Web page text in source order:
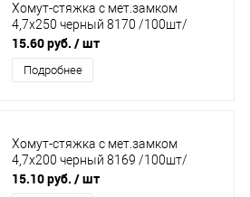
Хомут-стяжка с мет.замком
4,7х250 черный 8170 /100шт/
15.60 руб. / шт
Подробнее
Хомут-стяжка с мет.замком
4,7х200 черный 8169 /100шт/
15.10 руб. / шт